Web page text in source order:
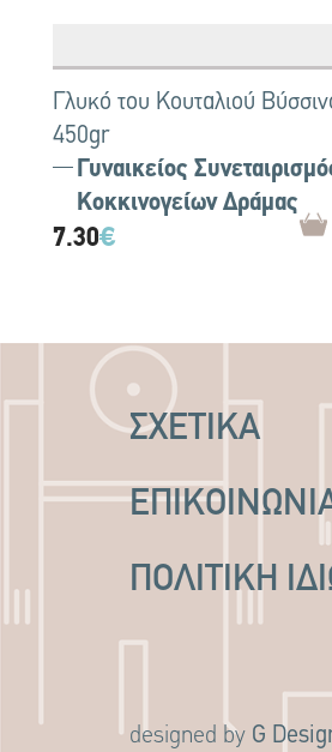
Γλυκό του Κουταλιού
450gr
Γυναικείος
Κοκκινογείων Δράμας
7.30€
ΣΧΕΤΙΚΑ
ΠΟΛΙΤΙΚΉ
designed by G